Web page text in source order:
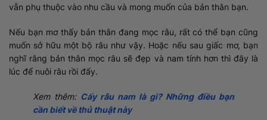
vẫn phụ thuộc vào nhu cầu và mong muốn của bản thân bạn.
Nếu bạn mơ thấy bản thân đang mọc râu, rất có thể bạn cũng
muốn sở hữu một bộ râu như vậy. Hoặc nếu sau giấc mơ, bạn
nghĩ rằng bản thân mọc râu sẽ đẹp và nam tính hơn thì đây là
lúc để nuôi râu rồi đấy.
Xem thêm: Cấy râu nam là gì? Những điều bạn
cần biết về thủ thuật này